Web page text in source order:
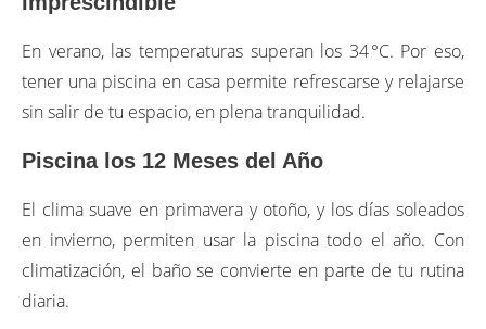
En verano, las temperaturas superan los 34 °C. Por eso,
tener una piscina en casa permite refrescarse y relajarse
sin salir de tu espacio, en plena tranquilidad.
Piscina los 12 Meses del Año
El clima suave en primavera y otoño, y los días soleados
en invierno, permiten usar la piscina todo el año. Con
climatización, el baño se convierte en parte de tu rutina
diaria.